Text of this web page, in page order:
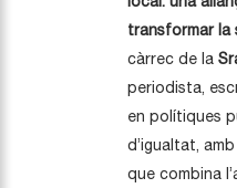
transformar la
càrrec de la
periodista,
en polítiques
d’igualtat,
que combina